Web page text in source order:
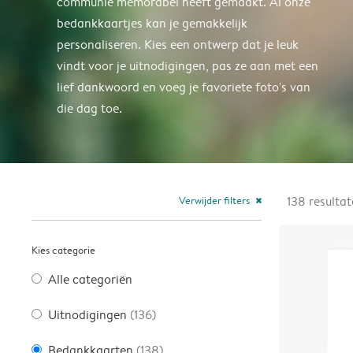
bedankkaartjes kan je gemakkelijk
personaliseren. Kies een ontwerp dat je leuk
vindt voor je uitnodigingen, pas ze aan met een
lief dankwoord en voeg je favoriete foto's van
die dag toe.
Verwijder filters close
Kies categorie
Alle categoriën
Uitnodigingen (136)
138